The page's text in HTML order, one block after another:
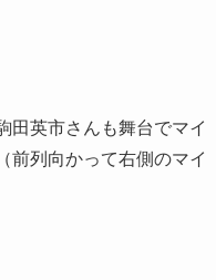
田英市さんも舞台でマイ
前列向かって右側のマイ